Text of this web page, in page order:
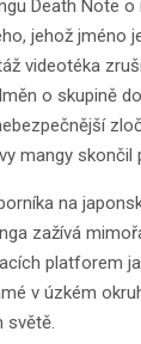
Death Note
jehož jméno
videotéka
o skupině
mangy skončil
na
zažívá
platforem
v úzkém
světě.